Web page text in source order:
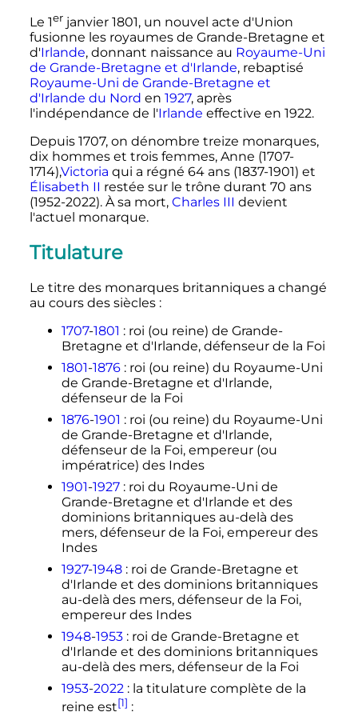
Le 1er janvier 1801, un nouvel acte d'Union
fusionne les royaumes de Grande-Bretagne et
d'Irlande, donnant naissance au Royaume-Uni
de Grande-Bretagne et d'Irlande, rebaptisé
Royaume-Uni de Grande-Bretagne et
d'Irlande du Nord en 1927, après
l'indépendance de l'Irlande effective en 1922.
Depuis 1707, on dénombre treize monarques,
dix hommes et trois femmes, Anne (1707-
1714),Victoria qui a régné 64 ans (1837-1901) et
Élisabeth II restée sur le trône durant 70 ans
(1952-2022). À sa mort, Charles III devient
l'actuel monarque.
Titulature
Le titre des monarques britanniques a changé
au cours des siècles :
1707-1801 : roi (ou reine) de Grande-
Bretagne et d'Irlande, défenseur de la Foi
1801-1876 : roi (ou reine) du Royaume-Uni
de Grande-Bretagne et d'Irlande,
défenseur de la Foi
1876-1901 : roi (ou reine) du Royaume-Uni
de Grande-Bretagne et d'Irlande,
défenseur de la Foi, empereur (ou
impératrice) des Indes
1901-1927 : roi du Royaume-Uni de
Grande-Bretagne et d'Irlande et des
dominions britanniques au-delà des
mers, défenseur de la Foi, empereur des
Indes
1927-1948 : roi de Grande-Bretagne et
d'Irlande et des dominions britanniques
au-delà des mers, défenseur de la Foi,
empereur des Indes
1948-1953 : roi de Grande-Bretagne et
d'Irlande et des dominions britanniques
au-delà des mers, défenseur de la Foi
1953-2022 : la titulature complète de la
reine est[1] :